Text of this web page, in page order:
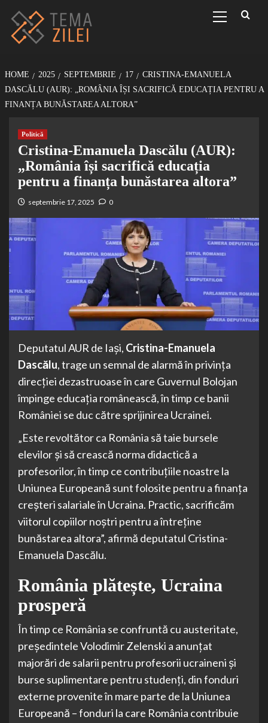
conținut
Menu
HOME 2025 SEPTEMBRIE 17
CRISTINA-EMANUELA
DASCĂLU (AUR): „ROMÂNIA ÎȘI SACRIFICĂ EDUCAȚIA PENTRU A
FINANȚA BUNĂSTAREA ALTORA”
Politică
Cristina-Emanuela Dascălu (AUR):
„România își sacrifică educația
pentru a finanța bunăstarea altora”
septembrie 17, 2025 0
Deputatul AUR de Iași, Cristina-Emanuela
Dascălu, trage un semnal de alarmă în privința
direcției dezastruoase în care Guvernul Bolojan
împinge educația românească, în timp ce banii
României se duc către sprijinirea Ucrainei.
„Este revoltător ca România să taie bursele
elevilor și să crească norma didactică a
profesorilor, în timp ce contribuțiile noastre la
Uniunea Europeană sunt folosite pentru a finanța
creșteri salariale în Ucraina. Practic, sacrificăm
viitorul copiilor noștri pentru a întreține
bunăstarea altora”, afirmă deputatul Cristina-
Emanuela Dascălu.
România plătește, Ucraina
prosperă
În timp ce România se confruntă cu austeritate,
președintele Volodimir Zelenski a anunțat
majorări de salarii pentru profesorii ucraineni și
burse suplimentare pentru studenți, din fonduri
externe provenite în mare parte de la Uniunea
Europeană – fonduri la care România contribuie